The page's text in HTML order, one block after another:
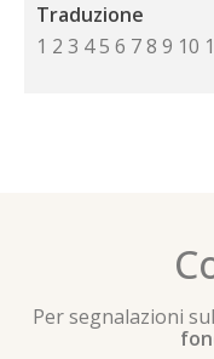
Traduzione
1 2 3 4 5 6 7 8 9 10
Per segnalazioni